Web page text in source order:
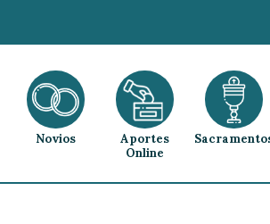
Novios
Aportes
Online